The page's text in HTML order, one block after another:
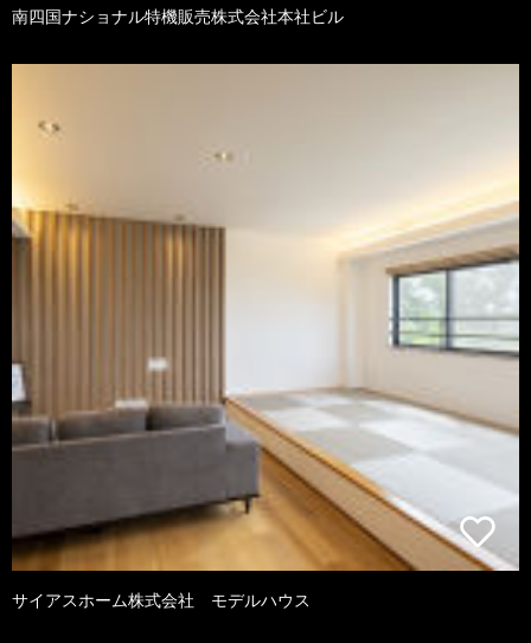
南四国ナショナル特機販売株式会社本社ビル
サイアスホーム株式会社 モデルハウス